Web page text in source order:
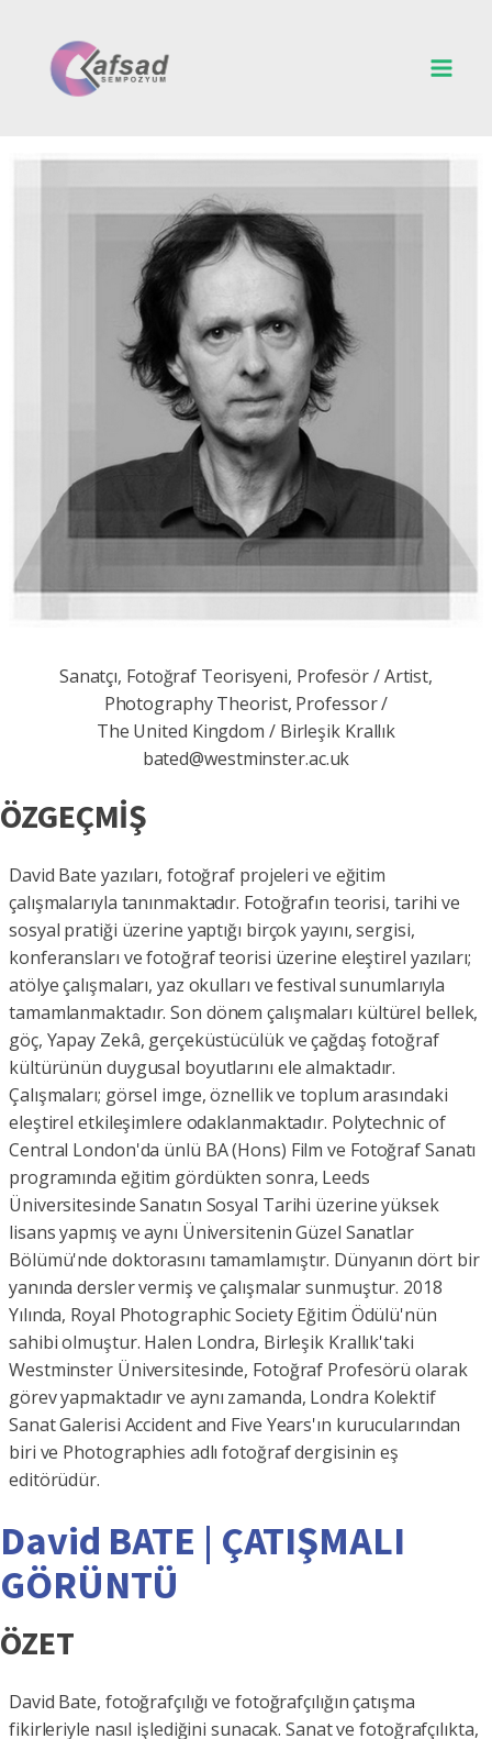
Sanatçı, Fotoğraf Teorisyeni, Profesör / Artist,
Photography Theorist, Professor /
The United Kingdom / Birleşik Krallık
bated@westminster.ac.uk
ÖZGEÇMİŞ
David Bate yazıları, fotoğraf projeleri ve eğitim
çalışmalarıyla tanınmaktadır. Fotoğrafın teorisi, tarihi ve
sosyal pratiği üzerine yaptığı birçok yayını, sergisi,
konferansları ve fotoğraf teorisi üzerine eleştirel yazıları;
atölye çalışmaları, yaz okulları ve festival sunumlarıyla
tamamlanmaktadır. Son dönem çalışmaları kültürel bellek,
göç, Yapay Zekâ, gerçeküstücülük ve çağdaş fotoğraf
kültürünün duygusal boyutlarını ele almaktadır.
Çalışmaları; görsel imge, öznellik ve toplum arasındaki
eleştirel etkileşimlere odaklanmaktadır. Polytechnic of
Central London'da ünlü BA (Hons) Film ve Fotoğraf Sanatı
programında eğitim gördükten sonra, Leeds
Üniversitesinde Sanatın Sosyal Tarihi üzerine yüksek
lisans yapmış ve aynı Üniversitenin Güzel Sanatlar
Bölümü'nde doktorasını tamamlamıştır. Dünyanın dört bir
yanında dersler vermiş ve çalışmalar sunmuştur. 2018
Yılında, Royal Photographic Society Eğitim Ödülü'nün
sahibi olmuştur. Halen Londra, Birleşik Krallık'taki
Westminster Üniversitesinde, Fotoğraf Profesörü olarak
görev yapmaktadır ve aynı zamanda, Londra Kolektif
Sanat Galerisi Accident and Five Years'ın kurucularından
biri ve Photographies adlı fotoğraf dergisinin eş
editörüdür.
David BATE | ÇATIŞMALI
GÖRÜNTÜ
ÖZET
David Bate, fotoğrafçılığı ve fotoğrafçılığın çatışma
fikirleriyle nasıl işlediğini sunacak. Sanat ve fotoğrafçılıkta,